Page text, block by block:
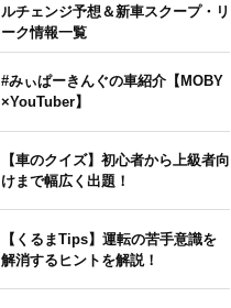
ルチェンジ予想＆新車スクープ・リ
ーク情報一覧
#みぃぱーきんぐの車紹介【MOBY
×YouTuber】
【車のクイズ】初心者から上級者向
けまで幅広く出題！
【くるまTips】運転の苦手意識を
解消するヒントを解説！